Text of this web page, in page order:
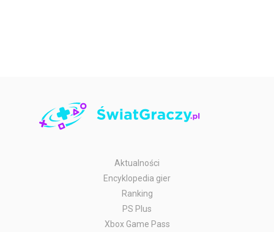
Aktualności
Encyklopedia gier
Ranking
PS Plus
Xbox Game Pass